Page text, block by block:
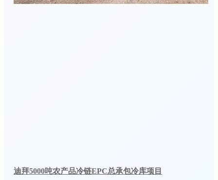
迪拜5000吨农产品冷链EPC总承包冷库项目